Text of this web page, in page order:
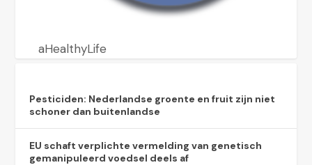
aHealthyLife
Pesticiden: Nederlandse groente en fruit zijn niet
schoner dan buitenlandse
EU schaft verplichte vermelding van genetisch
gemanipuleerd voedsel deels af